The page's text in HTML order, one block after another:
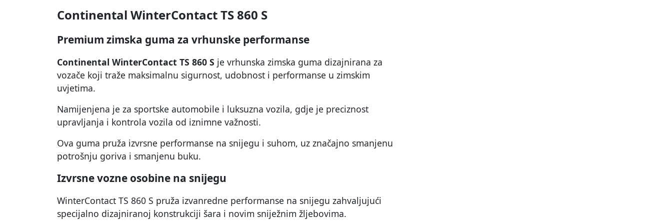
Continental WinterContact TS 860 S
Premium zimska guma za vrhunske performanse
Continental WinterContact TS 860 S je vrhunska zimska guma dizajnirana za
vozače koji traže maksimalnu sigurnost, udobnost i performanse u zimskim
uvjetima.
Namijenjena je za sportske automobile i luksuzna vozila, gdje je preciznost
upravljanja i kontrola vozila od iznimne važnosti.
Ova guma pruža izvrsne performanse na snijegu i suhom, uz značajno smanjenu
potrošnju goriva i smanjenu buku.
Izvrsne vozne osobine na snijegu
WinterContact TS 860 S pruža izvanredne performanse na snijegu zahvaljujući
specijalno dizajniranoj konstrukciji šara i novim sniježnim žljebovima.